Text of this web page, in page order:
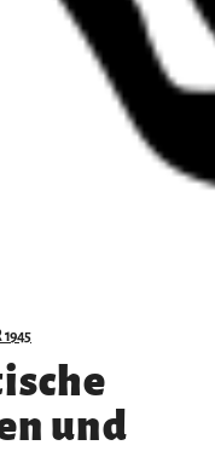
1945
und